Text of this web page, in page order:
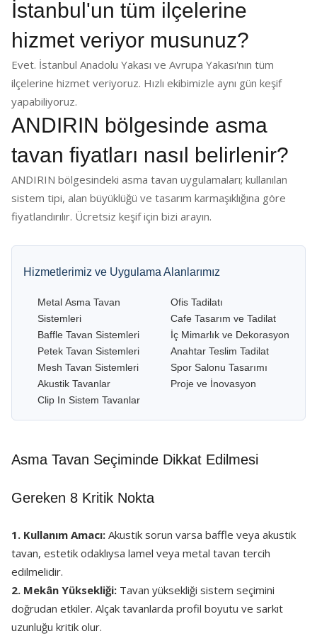
İstanbul'un tüm ilçelerine
hizmet veriyor musunuz?
Evet. İstanbul Anadolu Yakası ve Avrupa Yakası'nın tüm
ilçelerine hizmet veriyoruz. Hızlı ekibimizle aynı gün keşif
yapabiliyoruz.
ANDIRIN bölgesinde asma
tavan fiyatları nasıl belirlenir?
ANDIRIN bölgesindeki asma tavan uygulamaları; kullanılan
sistem tipi, alan büyüklüğü ve tasarım karmaşıklığına göre
fiyatlandırılır. Ücretsiz keşif için bizi arayın.
Hizmetlerimiz ve Uygulama Alanlarımız
Metal Asma Tavan
Sistemleri
Baffle Tavan Sistemleri
Petek Tavan Sistemleri
Mesh Tavan Sistemleri
Akustik Tavanlar
Clip In Sistem Tavanlar
Ofis Tadilatı
Cafe Tasarım ve Tadilat
İç Mimarlık ve Dekorasyon
Anahtar Teslim Tadilat
Spor Salonu Tasarımı
Proje ve İnovasyon
Asma Tavan Seçiminde Dikkat Edilmesi
Gereken 8 Kritik Nokta
1. Kullanım Amacı: Akustik sorun varsa baffle veya akustik
tavan, estetik odaklıysa lamel veya metal tavan tercih
edilmelidir.
2. Mekân Yüksekliği: Tavan yüksekliği sistem seçimini
doğrudan etkiler. Alçak tavanlarda profil boyutu ve sarkıt
uzunluğu kritik olur.